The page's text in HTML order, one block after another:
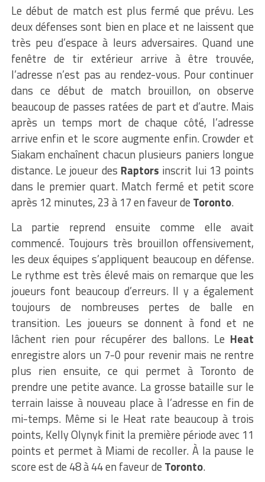
Le début de match est plus fermé que prévu. Les
deux défenses sont bien en place et ne laissent que
très peu d’espace à leurs adversaires. Quand une
fenêtre de tir extérieur arrive à être trouvée,
l’adresse n’est pas au rendez-vous. Pour continuer
dans ce début de match brouillon, on observe
beaucoup de passes ratées de part et d’autre. Mais
après un temps mort de chaque côté, l’adresse
arrive enfin et le score augmente enfin. Crowder et
Siakam enchaînent chacun plusieurs paniers longue
distance. Le joueur des Raptors inscrit lui 13 points
dans le premier quart. Match fermé et petit score
après 12 minutes, 23 à 17 en faveur de Toronto.
La partie reprend ensuite comme elle avait
commencé. Toujours très brouillon offensivement,
les deux équipes s’appliquent beaucoup en défense.
Le rythme est très élevé mais on remarque que les
joueurs font beaucoup d’erreurs. Il y a également
toujours de nombreuses pertes de balle en
transition. Les joueurs se donnent à fond et ne
lâchent rien pour récupérer des ballons. Le Heat
enregistre alors un 7-0 pour revenir mais ne rentre
plus rien ensuite, ce qui permet à Toronto de
prendre une petite avance. La grosse bataille sur le
terrain laisse à nouveau place à l’adresse en fin de
mi-temps. Même si le Heat rate beaucoup à trois
points, Kelly Olynyk finit la première période avec 11
points et permet à Miami de recoller. À la pause le
score est de 48 à 44 en faveur de Toronto.